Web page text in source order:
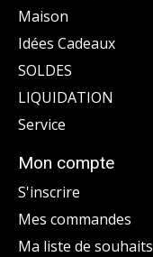
Maison
Idées Cadeaux
SOLDES
LIQUIDATION
Service
Mon compte
S'inscrire
Mes commandes
Ma liste de souhaits